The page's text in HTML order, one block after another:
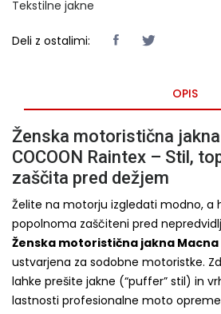
Tekstilne jakne
Deli z ostalimi:
OPIS
Ženska motoristična
COCOON Raintex – Stil,
zaščita pred dežjem
Želite na motorju izgledati modno, a
popolnoma zaščiteni pred
Ženska motoristična jakna Macna
ustvarjena za sodobne motoristke.
lahke prešite jakne (“puffer” stil) in
lastnosti profesionalne moto